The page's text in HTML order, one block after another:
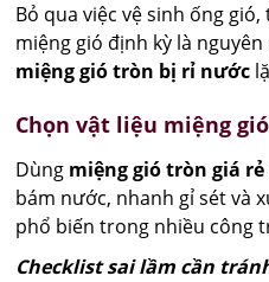
Bỏ qua việc vệ sinh ống
miệng gió định kỳ là
miệng gió tròn bị rỉ nước
Chọn vật liệu miệng
Dùng miệng gió tròn giá rẻ
bám nước, nhanh gỉ sét và
phổ biến trong nhiều công
Checklist sai lầm cần